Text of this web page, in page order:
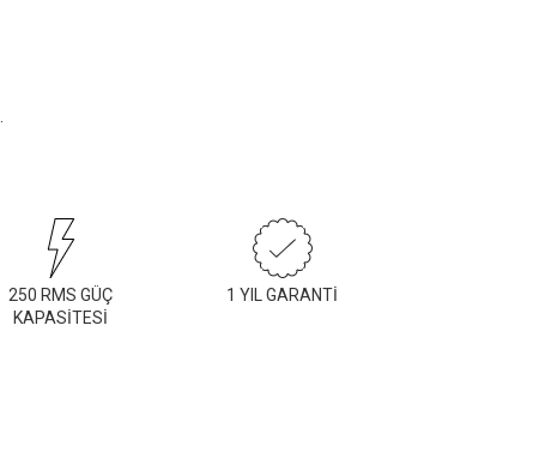
250 RMS GÜÇ
KAPASİTESİ
1 YIL GARANTİ